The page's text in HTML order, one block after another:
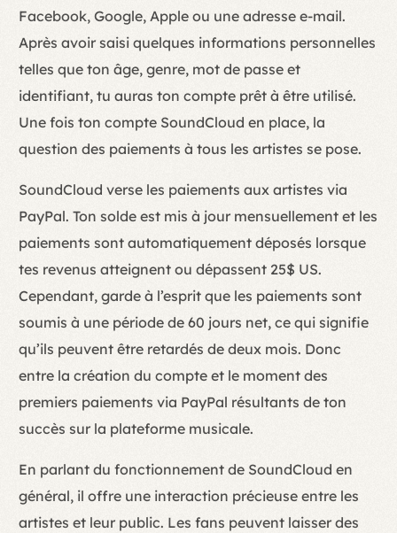
Facebook, Google, Apple ou une adresse e-mail.
Après avoir saisi quelques informations personnelles
telles que ton âge, genre, mot de passe et
identifiant, tu auras ton compte prêt à être utilisé.
Une fois ton compte SoundCloud en place, la
question des paiements à tous les artistes se pose.
SoundCloud verse les paiements aux artistes via
PayPal. Ton solde est mis à jour mensuellement et les
paiements sont automatiquement déposés lorsque
tes revenus atteignent ou dépassent 25$ US.
Cependant, garde à l’esprit que les paiements sont
soumis à une période de 60 jours net, ce qui signifie
qu’ils peuvent être retardés de deux mois. Donc
entre la création du compte et le moment des
premiers paiements via PayPal résultants de ton
succès sur la plateforme musicale.
En parlant du fonctionnement de SoundCloud en
général, il offre une interaction précieuse entre les
artistes et leur public. Les fans peuvent laisser des